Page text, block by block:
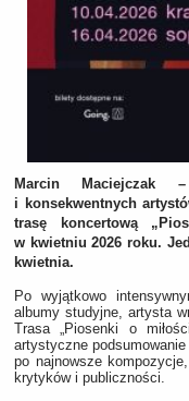
Marcin Maciejczak
i konsekwentnych
trasę koncertową
w kwietniu 2026 roku.
kwietnia.
Po wyjątkowo
albumy studyjne, artysta
Trasa „Piosenki o
artystyczne
po najnowsze
krytyków i publiczności.